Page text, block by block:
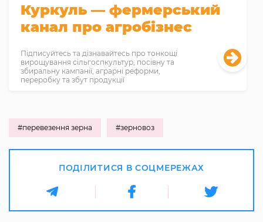
Куркуль — фермерський
канал про агробізнес
Підписуйтесь та дізнавайтесь про тонкощі
вирощування сільгоспкультур, посівну та
збиральну кампанії, аграрні реформи,
переробку та збут продукції
#перевезення зерна #зерновоз
ПОДІЛИТИСЯ В СОЦМЕРЕЖАХ